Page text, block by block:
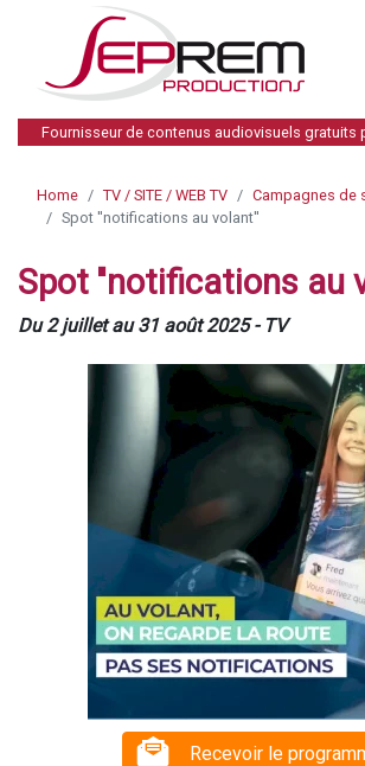
Fournisseur de contenus audiovisuels gratuits
Home TV / SITE / WEB TV
Campagnes de
Spot ''notifications au volant''
Spot ''notifications au
Du 2 juillet au 31 août 2025 - TV
Recevoir le